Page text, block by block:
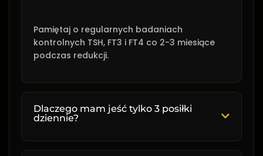
Pamiętaj o regularnych badaniach
kontrolnych TSH, FT3 i FT4 co 2-3 miesiące
podczas redukcji.
Dlaczego mam jeść tylko 3 posiłki
dziennie?
Struktura 3 posiłków dziennie została